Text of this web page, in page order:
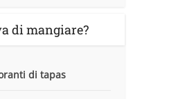
di mangiare?
di tapas